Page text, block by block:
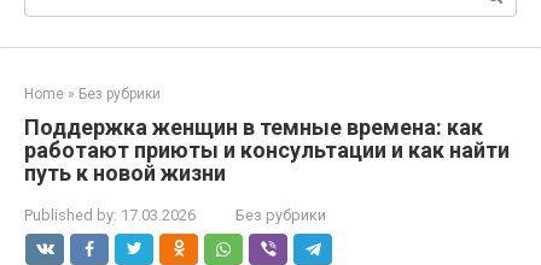
Home » Без рубрики
Поддержка женщин в темные времена: как
работают приюты и консультации и как найти
путь к новой жизни
Published by: 17.03.2026 Без рубрики